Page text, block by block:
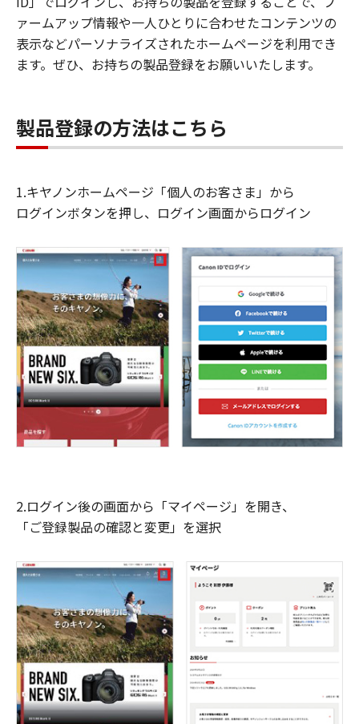
ァームアップ情報や一人ひとりに合わせたコンテンツの
表示などパーソナライズされたホームページを利用でき
ます。ぜひ、お持ちの製品登録をお願いいたします。
製品登録の方法はこちら
1.キヤノンホームページ「個人のお客さま」から
ログインボタンを押し、ログイン画面からログイン
2.ログイン後の画面から「マイページ」を開き、
「ご登録製品の確認と変更」を選択